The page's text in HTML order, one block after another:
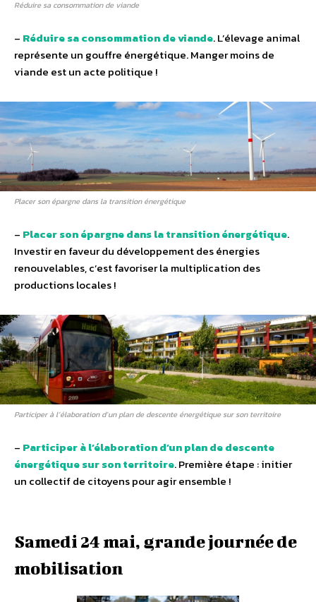
Réduire sa consommation de viande
– Réduire sa consommation de viande. L’élevage animal
représente un gouffre énergétique. Manger moins de
viande est un acte politique !
Placer son épargne dans la transition énergétique
– Placer son épargne dans la transition énergétique.
Investir en faveur du développement des énergies
renouvelables, c’est favoriser la multiplication des
productions locales !
Participer à l’élaboration d’un plan de descente énergétique sur son territoire
– Participer à l’élaboration d’un plan de descente
énergétique sur son territoire. Première étape : initier
un collectif de citoyens pour agir ensemble !
Samedi 24 mai, grande journée de
mobilisation